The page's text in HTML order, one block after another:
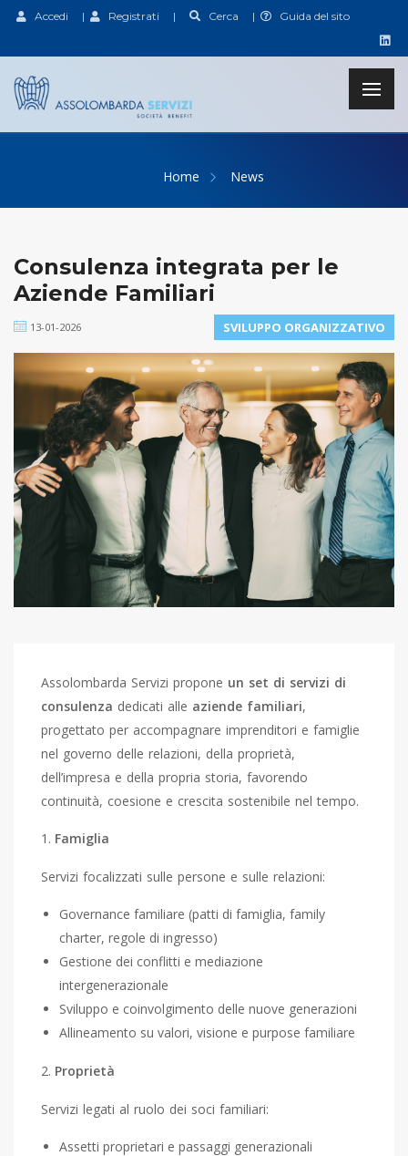
Accedi | Registrati | Cerca | Guida del sito
Home News
Consulenza integrata per le
Aziende Familiari
13-01-2026 SVILUPPO ORGANIZZATIVO
Assolombarda Servizi propone un set di servizi di
consulenza dedicati alle aziende familiari,
progettato per accompagnare imprenditori e famiglie
nel governo delle relazioni, della proprietà,
dell’impresa e della propria storia, favorendo
continuità, coesione e crescita sostenibile nel tempo.
Famiglia
Servizi focalizzati sulle persone e sulle relazioni:
Governance familiare (patti di famiglia, family
charter, regole di ingresso)
Gestione dei conflitti e mediazione
intergenerazionale
Sviluppo e coinvolgimento delle nuove generazioni
Allineamento su valori, visione e purpose familiare
Proprietà
Servizi legati al ruolo dei soci familiari:
Assetti proprietari e passaggi generazionali